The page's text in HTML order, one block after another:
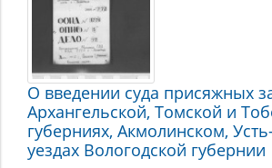
О введении суда присяжных
Архангельской, Томской и
губерниях, Акмолинском,
уездах Вологодской губернии